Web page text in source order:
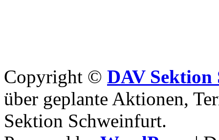
Copyright © DAV
über geplante Aktionen,
Sektion Schweinfurt.